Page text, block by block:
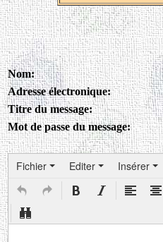
Nom:
Adresse électronique:
Titre du message:
Mot de passe du message:
Fichier Editer Insérer